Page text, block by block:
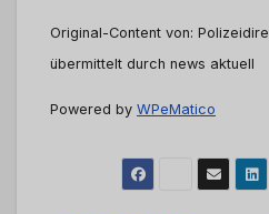
Original-Content von:
übermittelt durch news aktuell
Powered by WPeMatico